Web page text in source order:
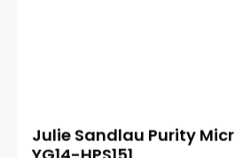
Julie Sandlau Purity